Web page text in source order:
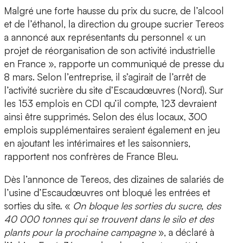
Malgré une forte hausse du prix du sucre, de l’alcool
et de l’éthanol, la direction du groupe sucrier Tereos
a annoncé aux représentants du personnel « un
projet de réorganisation de son activité industrielle
en France », rapporte un communiqué de presse du
8 mars. Selon l’entreprise, il s’agirait de l’arrêt de
l’activité sucrière du site d’Escaudœuvres (Nord). Sur
les 153 emplois en CDI qu’il compte, 123 devraient
ainsi être supprimés. Selon des élus locaux, 300
emplois supplémentaires seraient également en jeu
en ajoutant les intérimaires et les saisonniers,
rapportent nos confrères de France Bleu.
Dès l’annonce de Tereos, des dizaines de salariés de
l’usine d’Escaudœuvres ont bloqué les entrées et
sorties du site. « On bloque les sorties du sucre, des
40 000 tonnes qui se trouvent dans le silo et des
plants pour la prochaine campagne», a déclaré à